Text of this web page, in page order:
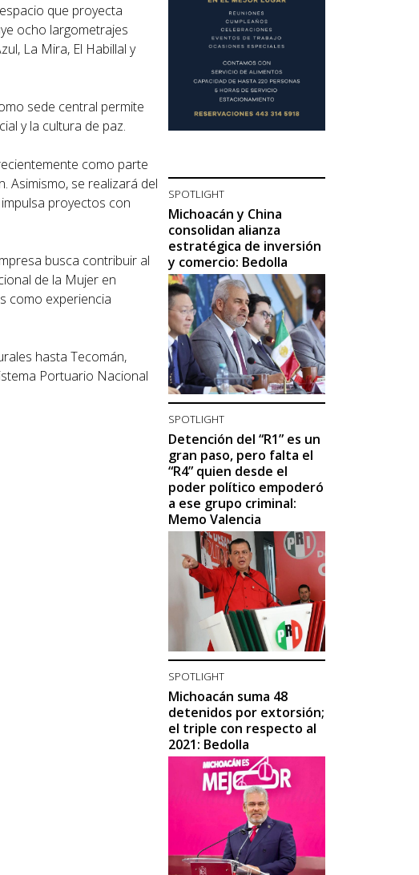
que proyecta
ocho largometrajes
La Mira, El Habillal y
sede central permite
y la cultura de paz.
como parte
Asimismo, se realizará del
proyectos con
busca contribuir al
de la Mujer en
como experiencia
hasta Tecomán,
Portuario Nacional
SPOTLIGHT
Michoacán y China
consolidan alianza
estratégica de inversión
y comercio: Bedolla
SPOTLIGHT
Detención del “R1” es un
gran paso, pero falta el
“R4” quien desde el
poder político empoderó
a ese grupo criminal:
Memo Valencia
SPOTLIGHT
Michoacán suma 48
detenidos por extorsión;
el triple con respecto al
2021: Bedolla